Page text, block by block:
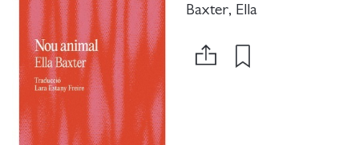
Baxter, Ella